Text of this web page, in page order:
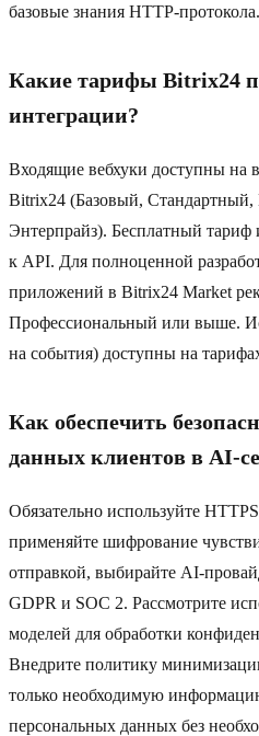
базовые знания HTTP-протокола.
Какие тарифы Bitrix24
интеграции?
Входящие вебхуки доступны на
Bitrix24 (Базовый,
Энтерпрайз). Бесплатный тариф
к API. Для полноценной
приложений в Bitrix24 Market
Профессиональный или выше.
на события) доступны на
Как обеспечить
данных клиентов в AI-
Обязательно используйте
применяйте шифрование
отправкой, выбирайте AI-
GDPR и SOC 2. Рассмотрите
моделей для обработки
Внедрите политику
только необходимую
персональных данных без